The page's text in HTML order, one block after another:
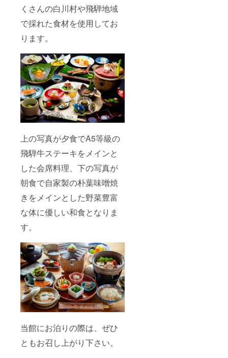
くさんの白川村や飛騨地域
で採れた食材を使用してお
ります。
上の写真が夕食でA5等級の
飛騨牛ステーキをメインと
した会席料理、下の写真が
朝食で自家製の朴葉味噌焼
きをメインとした野菜豊富
な体に優しい和食となりま
す。
当館にお泊りの際は、ぜひ
ともお召し上がり下さい。